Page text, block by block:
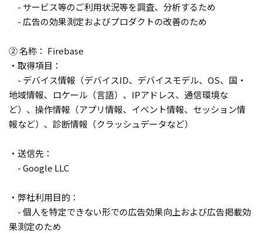
- サービス等のご利用状況等を調査、分析するため
- 広告の効果測定およびプロダクトの改善のため
② 名称： Firebase
・取得項目：
- デバイス情報（デバイスID、デバイスモデル、OS、国・
地域情報、ロケール（言語）、IPアドレス、通信環境な
ど）、操作情報（アプリ情報、イベント情報、セッション情
報など）、診断情報（クラッシュデータなど）
・送信先：
- Google LLC
・弊社利用目的：
- 個人を特定できない形での広告効果向上および広告掲載効
果測定のため